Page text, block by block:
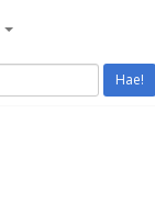
Hae!